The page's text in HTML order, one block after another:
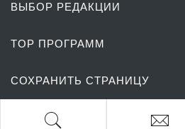
ВЫБОР РЕДАКЦИИ
TOP ПРОГРАММ
СОХРАНИТЬ СТРАНИЦУ